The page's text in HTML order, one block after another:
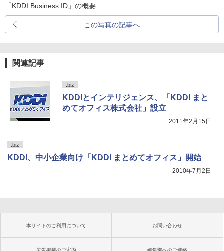
「KDDI Business ID」の概要
この写真の記事へ
関連記事
.biz
KDDIとインテリジェンス、「KDDI まと
めてオフィス株式会社」設立
2011年2月15日
.biz
KDDI、中小企業向け「KDDI まとめてオフィス」開始
2010年7月2日
本サイトのご利用について お問い合わせ